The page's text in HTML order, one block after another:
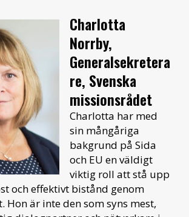
Charlotta
Norrby,
Generalsekretera
re, Svenska
missionsrådet
Charlotta har med
sin mångåriga
bakgrund på Sida
och EU en väldigt
viktig roll att stå upp
och effektivt bistånd genom
Hon är inte den som syns mest,